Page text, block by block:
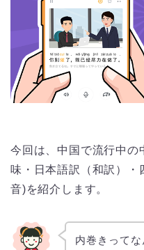
今回は、中国で流行中
味・日本語訳（和訳）・
音)を紹介します。
内巻きって